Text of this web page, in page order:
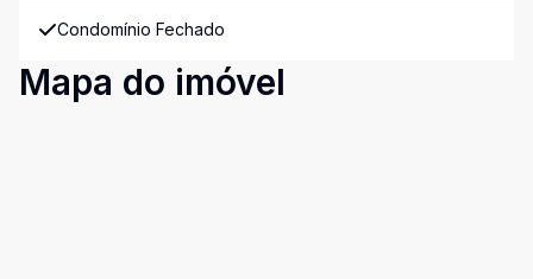
Condomínio Fechado
Mapa do imóvel